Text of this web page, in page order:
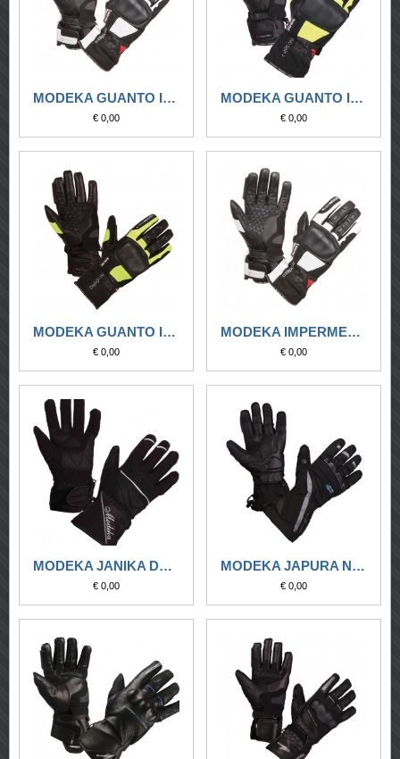
MODEKA GUANTO IMPERMEABILE TACOMA NERO-BIANCO
€ 0,00
MODEKA GUANTO IMPERMEABILE TACOMA NERO-GIALLO FLUO
€ 0,00
MODEKA GUANTO IMPERMEABILE TACONA MERO-GIALLO FLUO
€ 0,00
MODEKA IMPERMEABILE TACOMA LADY NERO-GRIGIO CHIARO
€ 0,00
MODEKA JANIKA DRY LADY NERO-BIANCO
€ 0,00
MODEKA JAPURA NERO-GRIGIO SCURO
€ 0,00